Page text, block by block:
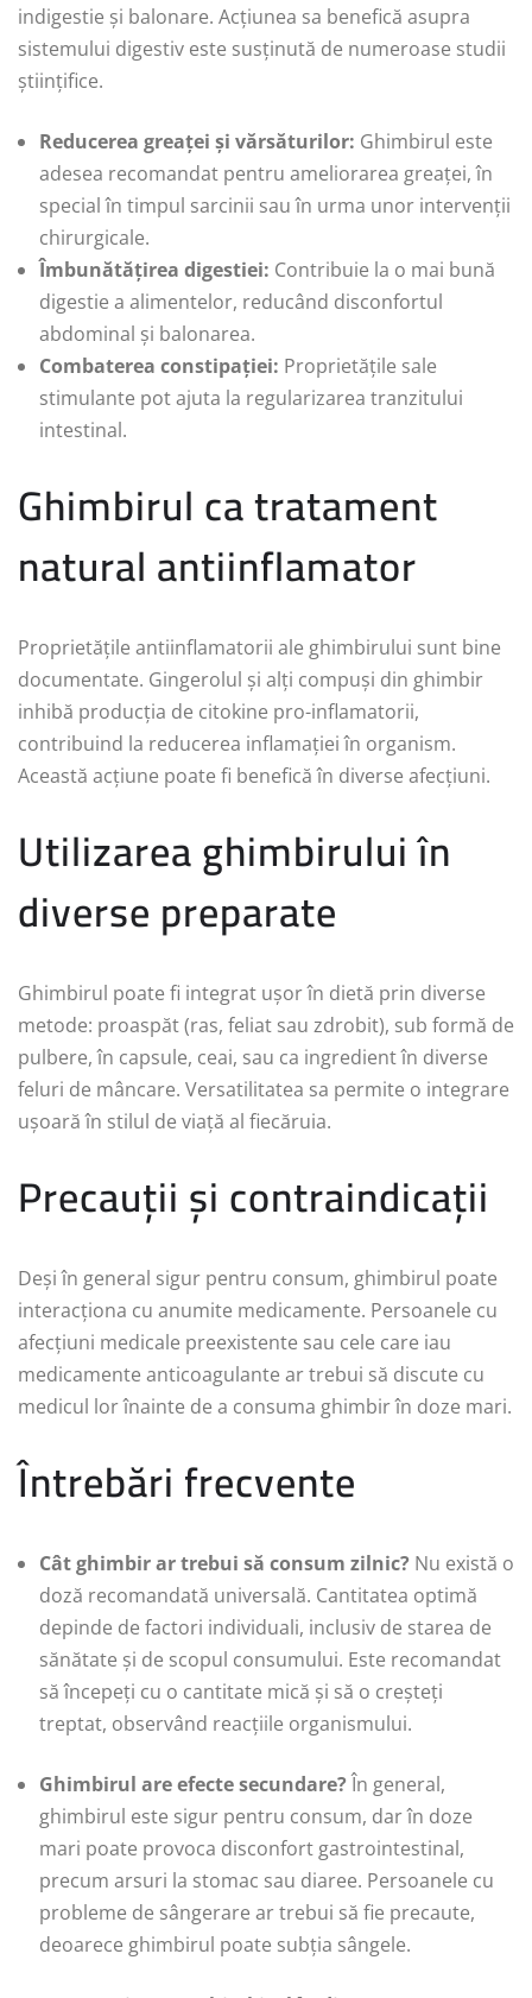
indigestie și balonare. Acțiunea sa benefică asupra
sistemului digestiv este susținută de numeroase studii
științifice.
Reducerea greaței și vărsăturilor: Ghimbirul este
adesea recomandat pentru ameliorarea greaței, în
special în timpul sarcinii sau în urma unor intervenții
chirurgicale.
Îmbunătățirea digestiei: Contribuie la o mai bună
digestie a alimentelor, reducând disconfortul
abdominal și balonarea.
Combaterea constipației: Proprietățile sale
stimulante pot ajuta la regularizarea tranzitului
intestinal.
Ghimbirul ca tratament
natural antiinflamator
Proprietățile antiinflamatorii ale ghimbirului sunt bine
documentate. Gingerolul și alți compuși din ghimbir
inhibă producția de citokine pro-inflamatorii,
contribuind la reducerea inflamației în organism.
Această acțiune poate fi benefică în diverse afecțiuni.
Utilizarea ghimbirului în
diverse preparate
Ghimbirul poate fi integrat ușor în dietă prin diverse
metode: proaspăt (ras, feliat sau zdrobit), sub formă de
pulbere, în capsule, ceai, sau ca ingredient în diverse
feluri de mâncare. Versatilitatea sa permite o integrare
ușoară în stilul de viață al fiecăruia.
Precauții și contraindicații
Deși în general sigur pentru consum, ghimbirul poate
interacționa cu anumite medicamente. Persoanele cu
afecțiuni medicale preexistente sau cele care iau
medicamente anticoagulante ar trebui să discute cu
medicul lor înainte de a consuma ghimbir în doze mari.
Întrebări frecvente
Cât ghimbir ar trebui să consum zilnic? Nu există o
doză recomandată universală. Cantitatea optimă
depinde de factori individuali, inclusiv de starea de
sănătate și de scopul consumului. Este recomandat
să începeți cu o cantitate mică și să o creșteți
treptat, observând reacțiile organismului.
Ghimbirul are efecte secundare?În general,
ghimbirul este sigur pentru consum, dar în doze
mari poate provoca disconfort gastrointestinal,
precum arsuri la stomac sau diaree. Persoanele cu
probleme de sângerare ar trebui să fie precaute,
deoarece ghimbirul poate subția sângele.